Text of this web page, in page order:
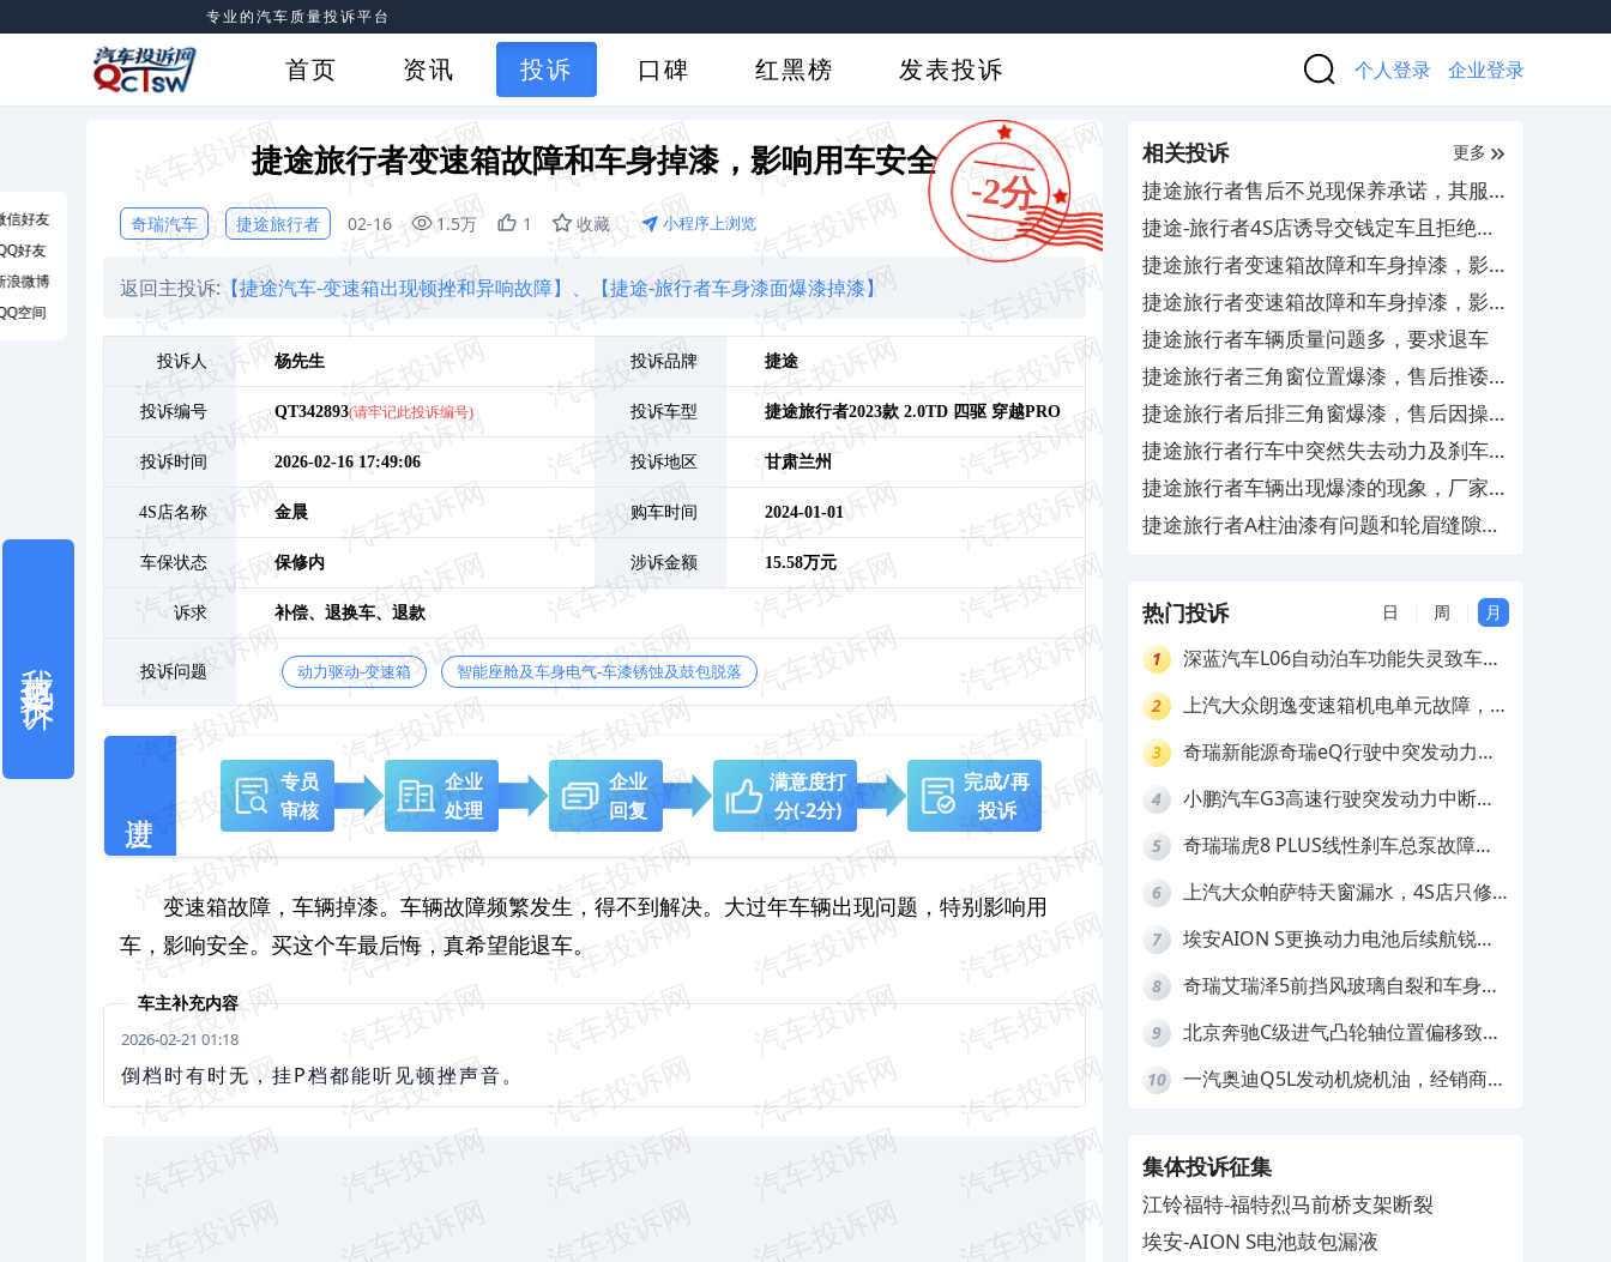
专业的汽车质量投诉平台
首页 资讯 投诉 口碑 红黑榜 发表投诉 个人登录 企业登录
-2分
捷途旅行者变速箱故障和车身掉漆，影响用车安全
奇瑞汽车 捷途旅行者 02-16 1.5万 1 收藏 小程序上浏览
返回主投诉: 【捷途汽车-变速箱出现顿挫和异响故障】、 【捷途-旅行者车身漆面爆漆掉漆】
投诉人 杨先生 投诉品牌 捷途
投诉编号 QT342893(请牢记此投诉编号) 投诉车型 捷途旅行者2023款 2.0TD 四驱 穿越PRO
投诉时间 2026-02-16 17:49:06 投诉地区 甘肃兰州
4S店名称 金晨 购车时间 2024-01-01
车保状态 保修内 涉诉金额 15.58万元
诉求 补偿、 退换车、 退款
投诉问题 动力驱动-变速箱 智能座舱及车身电气-车漆锈蚀及鼓包脱落
专员
审核
企业
处理
企业
回复
满意度打
分(-2分)
完成/再
投诉
变速箱故障，车辆掉漆。车辆故障频繁发生，得不到解决。大过年车辆出现问题，特别影响用
车，影响安全。买这个车最后悔，真希望能退车。
车主补充内容
2026-02-21 01:18
倒档时有时无，挂P档都能听见顿挫声音。
相关投诉 更多
捷途旅行者售后不兑现保养承诺，其服务
态度差
捷途-旅行者4S店诱导交钱定车且拒绝退
款
捷途旅行者变速箱故障和车身掉漆，影响
用车安全
捷途旅行者变速箱故障和车身掉漆，影响
用车安全
捷途旅行者车辆质量问题多，要求退车
捷途旅行者三角窗位置爆漆，售后推诿其
服务态度差
捷途旅行者后排三角窗爆漆，售后因操作
不当弄坏玻璃窗户
捷途旅行者行车中突然失去动力及刹车失
灵，4S店以数据正常为由不予处理
捷途旅行者车辆出现爆漆的现象，厂家不
给满意答复
捷途旅行者A柱油漆有问题和轮眉缝隙过
热门投诉 日 周 月
1
深蓝汽车L06自动泊车功能失灵致车辆
2
上汽大众朗逸变速箱机电单元故障，厂
3
奇瑞新能源奇瑞eQ行驶中突发动力受
拒绝三电质保
4
小鹏汽车G3高速行驶突发动力中断，
5
奇瑞瑞虎8 PLUS线性刹车总泵故障，
6
上汽大众帕萨特天窗漏水，4S店只修
7
埃安AION S更换动力电池后续航锐
8
奇瑞艾瑞泽5前挡风玻璃自裂和车身多
9
北京奔驰C级进气凸轮轴位置偏移致发
10
一汽奥迪Q5L发动机烧机油，经销商推
集体投诉征集
江铃福特-福特烈马前桥支架断裂
埃安-AION S电池鼓包漏液
信好友
好友
浪微博
空间